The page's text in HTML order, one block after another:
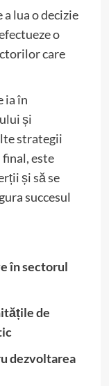
lua o decizie
o
care
ia în
și
strategii
este
și să se
succesul
în sectorul
de
dezvoltarea